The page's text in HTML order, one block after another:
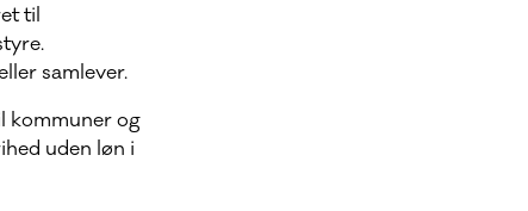
til
samlever.
kommuner og
uden løn i